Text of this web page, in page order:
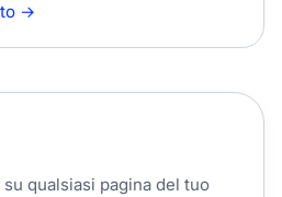
→
qualsiasi pagina del tuo